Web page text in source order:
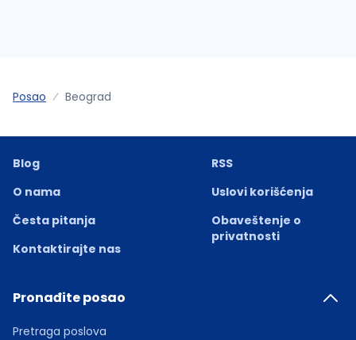
Posao Beograd
Blog
O nama
Česta pitanja
Kontaktirajte nas
RSS
Uslovi korišćenja
Obaveštenje o
privatnosti
Pronađite posao
Pretraga poslova